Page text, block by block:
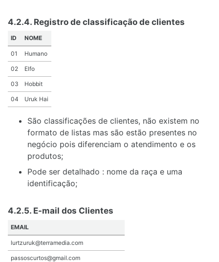
4.2.4. Registro de classificação de clientes
ID NOME
01 Humano
02 Elfo
03 Hobbit
04 Uruk Hai
São classificações de clientes, não existem no
formato de listas mas são estão presentes no
negócio pois diferenciam o atendimento e os
produtos;
Pode ser detalhado : nome da raça e uma
identificação;
4.2.5. E-mail dos Clientes
EMAIL
lurtzuruk@terramedia.com
passoscurtos@gmail.com